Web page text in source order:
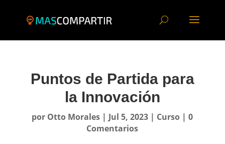
Puntos de Partida para
la Innovación
por Otto Morales | Jul 5, 2023 | Curso |0
Comentarios